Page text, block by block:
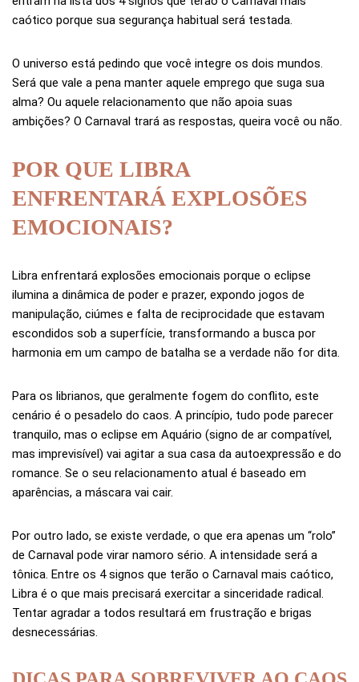
caótico porque sua segurança habitual será testada.
O universo está pedindo que você integre os dois mundos.
Será que vale a pena manter aquele emprego que suga sua
alma? Ou aquele relacionamento que não apoia suas
ambições? O Carnaval trará as respostas, queira você ou não.
POR QUE LIBRA
ENFRENTARÁ EXPLOSÕES
EMOCIONAIS?
Libra enfrentará explosões emocionais porque o eclipse
ilumina a dinâmica de poder e prazer, expondo jogos de
manipulação, ciúmes e falta de reciprocidade que estavam
escondidos sob a superfície, transformando a busca por
harmonia em um campo de batalha se a verdade não for dita.
Para os librianos, que geralmente fogem do conflito, este
cenário é o pesadelo do caos. A princípio, tudo pode parecer
tranquilo, mas o eclipse em Aquário (signo de ar compatível,
mas imprevisível) vai agitar a sua casa da autoexpressão e do
romance. Se o seu relacionamento atual é baseado em
aparências, a máscara vai cair.
Por outro lado, se existe verdade, o que era apenas um “rolo”
de Carnaval pode virar namoro sério. A intensidade será a
tônica. Entre os 4 signos que terão o Carnaval mais caótico,
Libra é o que mais precisará exercitar a sinceridade radical.
Tentar agradar a todos resultará em frustração e brigas
desnecessárias.